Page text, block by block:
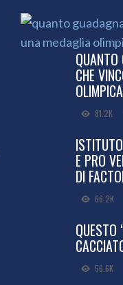
QUANTO
CHE
81.2K
E PRO
DI
66.2K
QUESTO
56.6K